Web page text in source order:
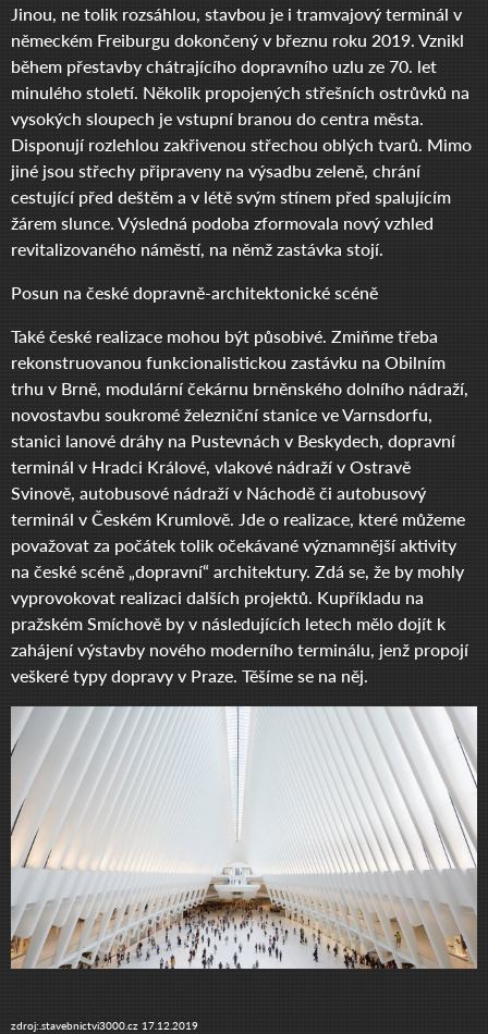
Jinou, ne tolik rozsáhlou, stavbou je i tramvajový terminál v
německém Freiburgu dokončený v březnu roku 2019. Vznikl
během přestavby chátrajícího dopravního uzlu ze 70. let
minulého století. Několik propojených střešních ostrůvků na
vysokých sloupech je vstupní branou do centra města.
Disponují rozlehlou zakřivenou střechou oblých tvarů. Mimo
jiné jsou střechy připraveny na výsadbu zeleně, chrání
cestující před deštěm a v létě svým stínem před spalujícím
žárem slunce. Výsledná podoba zformovala nový vzhled
revitalizovaného náměstí, na němž zastávka stojí.
Posun na české dopravně-architektonické scéně
Také české realizace mohou být působivé. Zmiňme třeba
rekonstruovanou funkcionalistickou zastávku na Obilním
trhu v Brně, modulární čekárnu brněnského dolního nádraží,
novostavbu soukromé železniční stanice ve Varnsdorfu,
stanici lanové dráhy na Pustevnách v Beskydech, dopravní
terminál v Hradci Králové, vlakové nádraží v Ostravě
Svinově, autobusové nádraží v Náchodě či autobusový
terminál v Českém Krumlově. Jde o realizace, které můžeme
považovat za počátek tolik očekávané významnější aktivity
na české scéně „dopravní“ architektury. Zdá se, že by mohly
vyprovokovat realizaci dalších projektů. Kupříkladu na
pražském Smíchově by v následujících letech mělo dojít k
zahájení výstavby nového moderního terminálu, jenž propojí
veškeré typy dopravy v Praze. Těšíme se na něj.
zdroj:.stavebnictvi3000.cz 17.12.2019